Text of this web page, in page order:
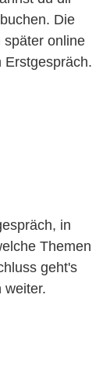
Die
später online
Erstgespräch.
in
Themen
geht's
weiter.